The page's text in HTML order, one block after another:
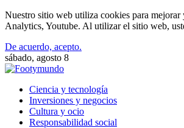
Nuestro sitio web utiliza cookies para
Analytics, Youtube. Al utilizar el sitio web,
De acuerdo, acepto.
sábado, agosto 8
Ciencia y tecnología
Inversiones y negocios
Cultura y ocio
Responsabilidad social